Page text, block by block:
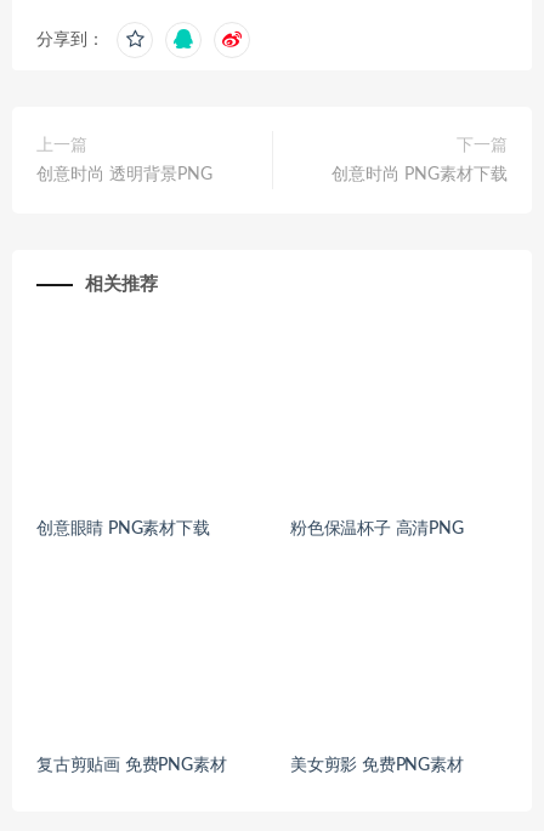
分享到：
上一篇
创意时尚 透明背景PNG
下一篇
创意时尚 PNG素材下载
相关推荐
创意眼睛 PNG素材下载 粉色保温杯子 高清PNG
复古剪贴画 免费PNG素材 美女剪影 免费PNG素材